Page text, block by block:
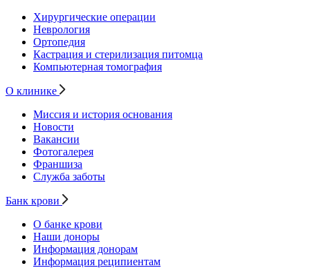
Хирургические операции
Неврология
Ортопедия
Кастрация и стерилизация питомца
Компьютерная томография
О клинике
Миссия и история основания
Новости
Вакансии
Фотогалерея
Франшиза
Служба заботы
Банк крови
О банке крови
Наши доноры
Информация донорам
Информация реципиентам